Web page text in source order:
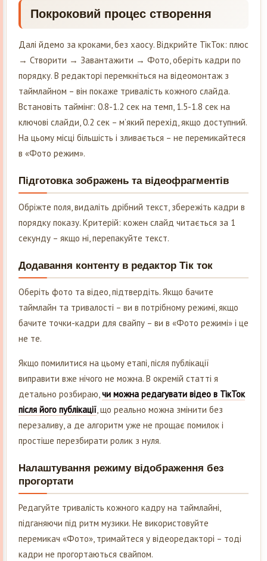
Покроковий процес створення
Далі йдемо за кроками, без хаосу. Відкрийте ТікТок: плюс
→ Створити → Завантажити → Фото, оберіть кадри по
порядку. В редакторі перемкніться на відеомонтаж з
таймлайном – він покаже тривалість кожного слайда.
Встановіть таймінг: 0.8-1.2 сек на темп, 1.5-1.8 сек на
ключові слайди, 0.2 сек – м’який перехід, якщо доступний.
На цьому місці більшість і зливається – не перемикайтеся
в «Фото режим».
Підготовка зображень та відеофрагментів
Обріжте поля, видаліть дрібний текст, збережіть кадри в
порядку показу. Критерій: кожен слайд читається за 1
секунду – якщо ні, перепакуйте текст.
Додавання контенту в редактор Тік ток
Оберіть фото та відео, підтвердіть. Якщо бачите
таймлайн та тривалості – ви в потрібному режимі, якщо
бачите точки-кадри для свайпу – ви в «Фото режимі» і це
не те.
Якщо помилитися на цьому етапі, після публікації
виправити вже нічого не можна. В окремій статті я
детально розбираю,чи можна редагувати відео в ТікТок
після його публікації, що реально можна змінити без
перезаливу, а де алгоритм уже не прощає помилок і
простіше перезбирати ролик з нуля.
Налаштування режиму відображення без
прогортати
Редагуйте тривалість кожного кадру на таймлайні,
підганяючи під ритм музики. Не використовуйте
перемикач «Фото», тримайтеся у відеоредакторі – тоді
кадри не прогортаються свайпом.